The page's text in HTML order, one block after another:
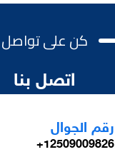
كن على تواصل
اتصل بنا
رقم الجوال
12509009826+